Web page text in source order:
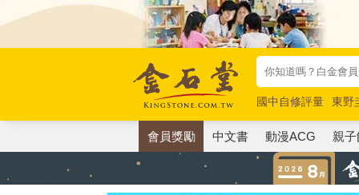
國中自修評量
東野
唯紅花綻放
奧德賽
會員獎勵 中文書 動漫ACG 親